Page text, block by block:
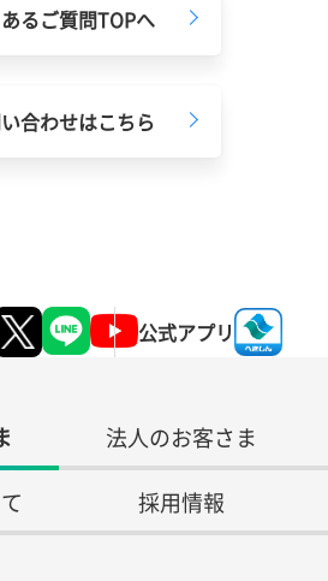
るご質問TOPへ
合わせはこちら
公式アプリ
法人のお客さま
採用情報